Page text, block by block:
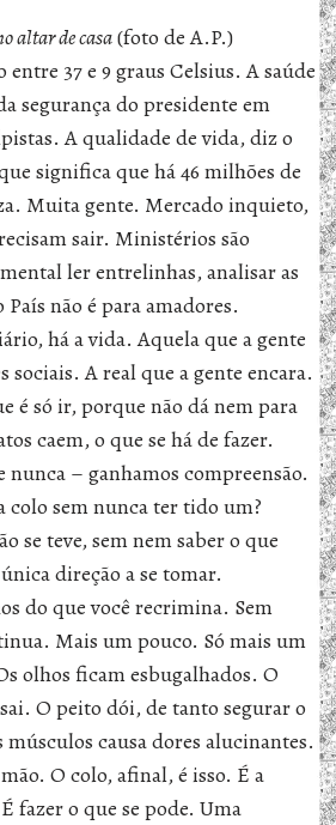
altar de casa(foto de A.P.)
entre 37 e 9 graus Celsius. A saúde
segurança do presidente em
A qualidade de vida, diz o
significa que há 46 milhões de
Muita gente. Mercado inquieto,
sair. Ministérios são
ler entrelinhas, analisar as
não é para amadores.
há a vida. Aquela que a gente
sociais. A real que a gente encara.
é só ir, porque não dá nem para
caem, o que se há de fazer.
nunca – ganhamos compreensão.
colo sem nunca ter tido um?
se teve, sem nem saber o que
direção a se tomar.
do que você recrimina. Sem
Mais um pouco. Só mais um
olhos ficam esbugalhados. O
O peito dói, de tanto segurar o
causa dores alucinantes.
O colo, afinal, é isso. É a
fazer o que se pode. Uma